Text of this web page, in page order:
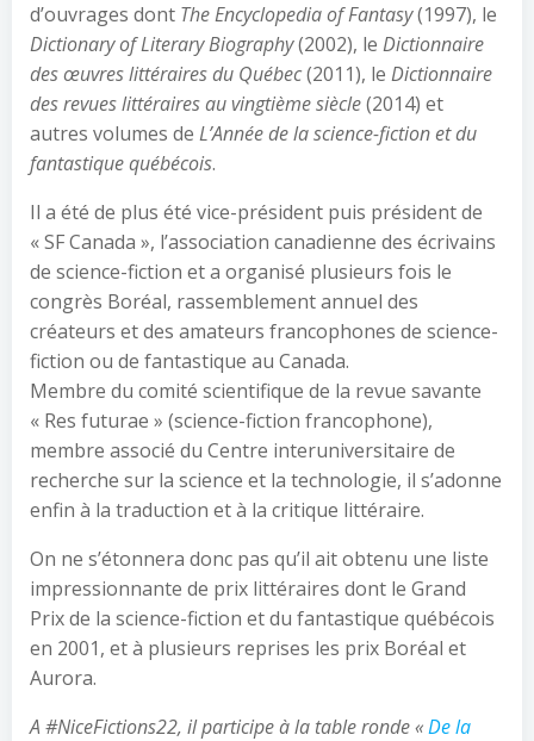
d’ouvrages dont The Encyclopedia of Fantasy(1997), le
Dictionary of Literary Biography(2002), le Dictionnaire
des œuvres littéraires du Québec(2011), le Dictionnaire
des revues littéraires au vingtième siècle(2014) et
autres volumes de L’Année de la science-fiction et du
fantastique québécois.
Il a été de plus été vice-président puis président de
« SF Canada », l’association canadienne des écrivains
de science-fiction et a organisé plusieurs fois le
congrès Boréal, rassemblement annuel des
créateurs et des amateurs francophones de science-
fiction ou de fantastique au Canada.
Membre du comité scientifique de la revue savante
« Res futurae » (science-fiction francophone),
membre associé du Centre interuniversitaire de
recherche sur la science et la technologie, il s’adonne
enfin à la traduction et à la critique littéraire.
On ne s’étonnera donc pas qu’il ait obtenu une liste
impressionnante de prix littéraires dont le Grand
Prix de la science-fiction et du fantastique québécois
en 2001, et à plusieurs reprises les prix Boréal et
Aurora.
A #NiceFictions22, il participe à la table ronde «De la